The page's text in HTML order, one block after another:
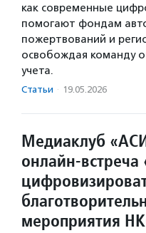
как современные
помогают фондам
пожертвований и
освобождая команду
учета.
Статьи · 19.05.2026
Медиаклуб
онлайн-встреча
мероприятия